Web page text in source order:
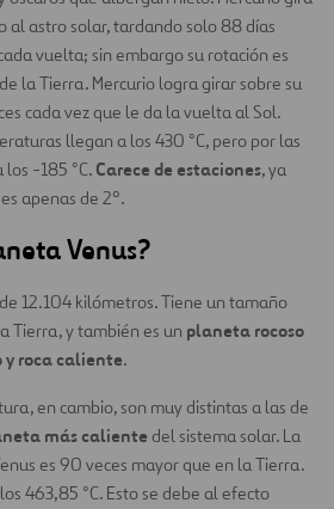
al astro solar, tardando solo 88 días
vuelta; sin embargo su rotación es
la Tierra. Mercurio logra girar sobre su
cada vez que le da la vuelta al Sol.
llegan a los 430 °C, pero por las
-185 °C. Carece de estaciones, ya
apenas de 2º.
Venus?
12.104 kilómetros. Tiene un tamaño
Tierra, y también es un planeta rocoso
y roca caliente.
en cambio, son muy distintas a las de
más caliente del sistema solar. La
es 90 veces mayor que en la Tierra.
463,85 °C. Esto se debe al efecto